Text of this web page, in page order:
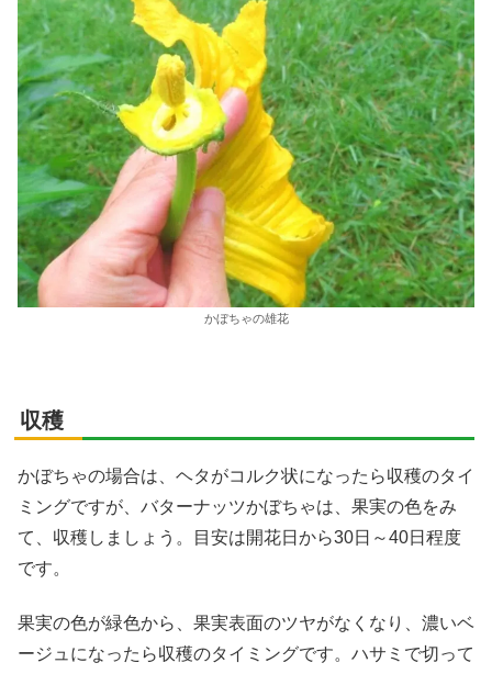
かぼちゃの雄花
収穫
かぼちゃの場合は、ヘタがコルク状になったら収穫のタイ
ミングですが、バターナッツかぼちゃは、果実の色をみ
て、収穫しましょう。目安は開花日から30日～40日程度
です。
果実の色が緑色から、果実表面のツヤがなくなり、濃いベ
ージュになったら収穫のタイミングです。ハサミで切って